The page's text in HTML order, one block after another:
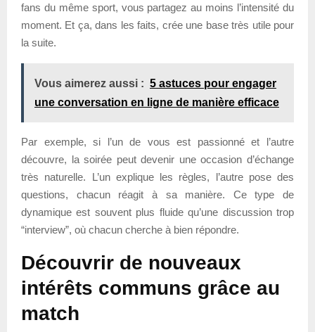
fans du même sport, vous partagez au moins l’intensité du
moment. Et ça, dans les faits, crée une base très utile pour
la suite.
Vous aimerez aussi : 5 astuces pour engager
une conversation en ligne de manière efficace
Par exemple, si l’un de vous est passionné et l’autre
découvre, la soirée peut devenir une occasion d’échange
très naturelle. L’un explique les règles, l’autre pose des
questions, chacun réagit à sa manière. Ce type de
dynamique est souvent plus fluide qu’une discussion trop
“interview”, où chacun cherche à bien répondre.
Découvrir de nouveaux
intérêts communs grâce au
match